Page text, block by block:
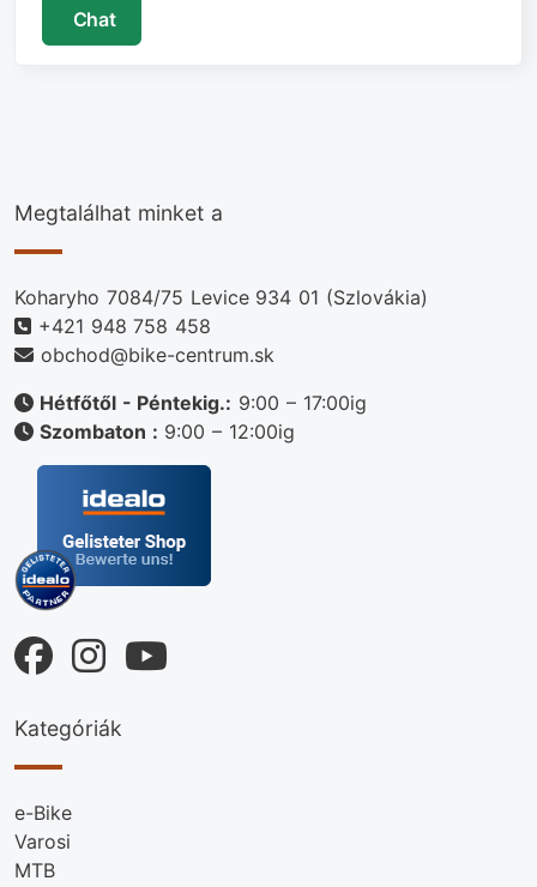
Chat
Megtalálhat minket a
Koharyho 7084/75 Levice 934 01 (Szlovákia)
+421 948 758 458
obchod@bike-centrum.sk
Hétfőtől - Péntekig.: 9:00 – 17:00ig
Szombaton : 9:00 – 12:00ig
Kategóriák
e-Bike
Varosi
MTB